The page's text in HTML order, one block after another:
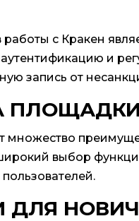
с Кракен
и
запись от
ПЛОЩАДКИ
множество
выбор
ДЛЯ